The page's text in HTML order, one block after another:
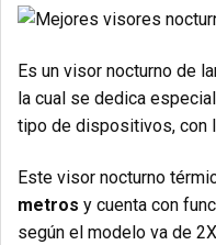
Es un visor nocturno de
la cual se dedica
tipo de dispositivos, con
Este visor nocturno
metros y cuenta con
según el modelo va de